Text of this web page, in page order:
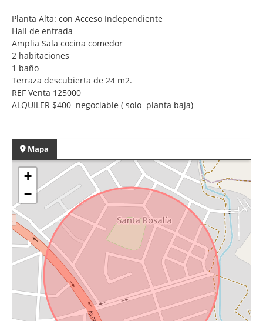
Planta Alta: con Acceso Independiente
Hall de entrada
Amplia Sala cocina comedor
2 habitaciones
1 baño
Terraza descubierta de 24 m2.
REF Venta 125000
ALQUILER $400 negociable ( solo planta baja)
Mapa
+
−